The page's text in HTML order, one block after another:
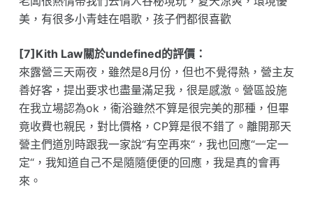
美，有很多小青蛙在唱歌，孩子們都很喜歡
[7]Kith Law關於undefined的評價：
來露營三天兩夜，雖然是8月份，但也不覺得熱，營主友
善好客，提出要求也盡量滿足我，很是感激。營區設施
在我立場認為ok，衞浴雖然不算是很完美的那種，但畢
竟收費也親民，對比價格，CP算是很不錯了。離開那天
營主們道別時跟我一家說“有空再來“，我也回應“一定一
定“，我知道自己不是隨隨便便的回應，我是真的會再
來。